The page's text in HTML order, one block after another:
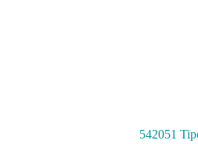
542051